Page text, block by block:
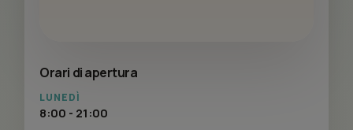
Orari di apertura
LUNEDÌ
8:00 - 21:00